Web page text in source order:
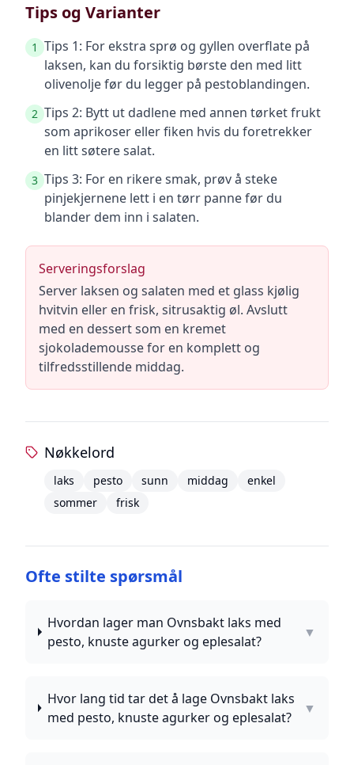
Tips og Varianter
1 Tips 1: For ekstra sprø og gyllen overflate på
laksen, kan du forsiktig børste den med litt
olivenolje før du legger på pestoblandingen.
2 Tips 2: Bytt ut dadlene med annen tørket frukt
som aprikoser eller fiken hvis du foretrekker
en litt søtere salat.
3 Tips 3: For en rikere smak, prøv å steke
pinjekjernene lett i en tørr panne før du
blander dem inn i salaten.
Serveringsforslag
Server laksen og salaten med et glass kjølig
hvitvin eller en frisk, sitrusaktig øl. Avslutt
med en dessert som en kremet
sjokolademousse for en komplett og
tilfredsstillende middag.
Nøkkelord
laks pesto sunn middag
enkel
sommer
frisk
Ofte stilte spørsmål
Hvordan lager man Ovnsbakt laks med
pesto, knuste agurker og eplesalat?
▼
Hvor lang tid tar det å lage Ovnsbakt laks
med pesto, knuste agurker og eplesalat?
▼